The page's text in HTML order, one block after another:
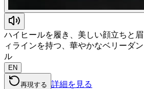
ハイヒールを履き、美しい顔立ちと
ィラインを持つ、華やかなベリーダ
ル
EN
再現する 詳細を見る